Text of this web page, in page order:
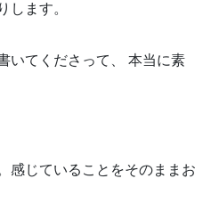
します。
いてくださって、 本当に素
感じていることをそのままお